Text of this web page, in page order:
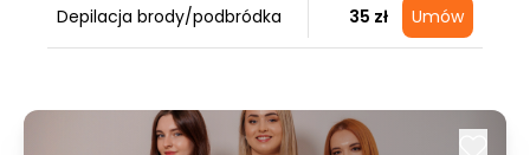
Depilacja brody/podbródka 35 zł Umów